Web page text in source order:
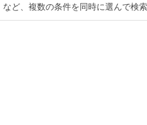
ど、複数の条件を同時に選んで検索